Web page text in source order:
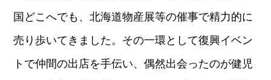
国どこへでも、北海道物産展等の催事で精力的に
売り歩いてきました。その一環として復興イベン
トで仲間の出店を手伝い、偶然出会ったのが健児